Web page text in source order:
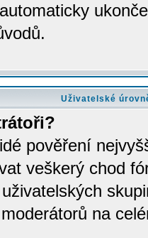
Uživatelské
pověření
veškerý chod
na